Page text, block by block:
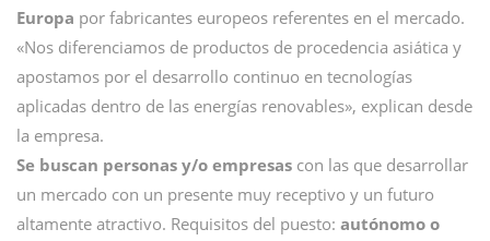
Europa por fabricantes europeos referentes en el mercado.
«Nos diferenciamos de productos de procedencia asiática y
apostamos por el desarrollo continuo en tecnologías
aplicadas dentro de las energías renovables», explican desde
la empresa.
Se buscan personas y/o empresas con las que desarrollar
un mercado con un presente muy receptivo y un futuro
altamente atractivo. Requisitos del puesto: autónomo o